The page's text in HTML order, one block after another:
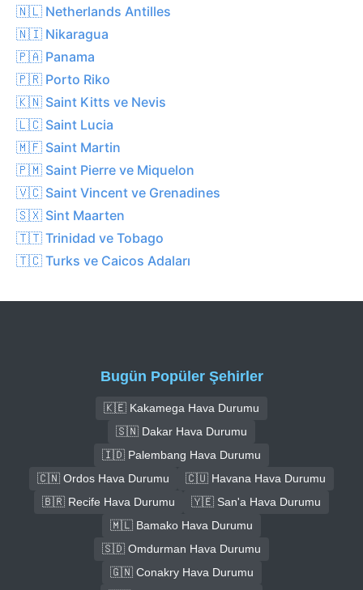
🇳🇱 Netherlands Antilles
🇳🇮 Nikaragua
🇵🇦 Panama
🇵🇷 Porto Riko
🇰🇳 Saint Kitts ve Nevis
🇱🇨 Saint Lucia
🇲🇫 Saint Martin
🇵🇲 Saint Pierre ve Miquelon
🇻🇨 Saint Vincent ve Grenadines
🇸🇽 Sint Maarten
🇹🇹 Trinidad ve Tobago
🇹🇨 Turks ve Caicos Adaları
Bugün Popüler Şehirler
🇰🇪 Kakamega Hava Durumu
🇸🇳 Dakar Hava Durumu
🇮🇩 Palembang Hava Durumu
🇨🇳 Ordos Hava Durumu
🇨🇺 Havana Hava Durumu
🇧🇷 Recife Hava Durumu
🇾🇪 San'a Hava Durumu
🇲🇱 Bamako Hava Durumu
🇸🇩 Omdurman Hava Durumu
🇬🇳 Conakry Hava Durumu